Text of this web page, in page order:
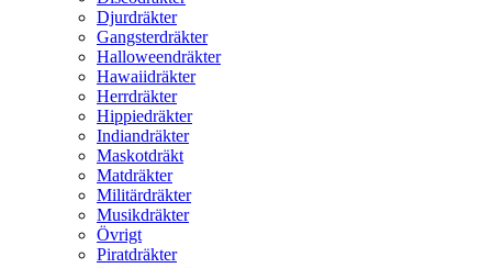
Djurdräkter
Gangsterdräkter
Halloweendräkter
Hawaiidräkter
Herrdräkter
Hippiedräkter
Indiandräkter
Maskotdräkt
Matdräkter
Militärdräkter
Musikdräkter
Övrigt
Piratdräkter